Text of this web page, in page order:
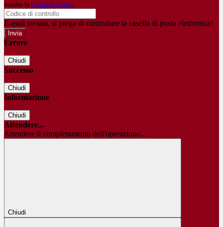
tramite la Login Spaggiari
E-mail inviata, si prega di controllare la casella di posta elettronica!
Errore
Chiudi
Successo
Chiudi
Informazione
Chiudi
Attendere...
Attendere il completamento dell'operazione...
Chiudi